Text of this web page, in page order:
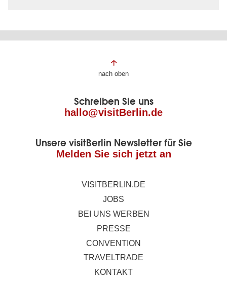
Fußbereich
Seite
nach oben
Schreiben Sie uns
hallo@visitBerlin.de
Unsere visitBerlin Newsletter für Sie
Melden Sie sich jetzt an
VISITBERLIN.DE
JOBS
BEI UNS WERBEN
PRESSE
CONVENTION
TRAVELTRADE
KONTAKT